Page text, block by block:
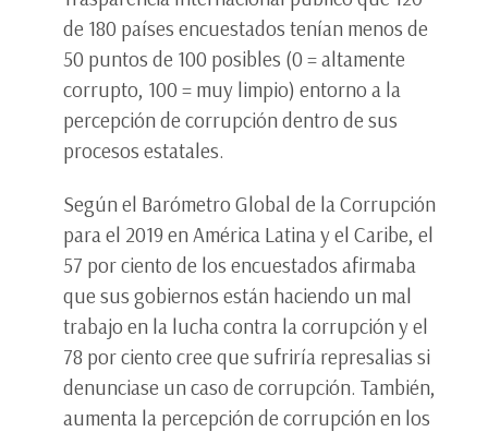
de 180 países encuestados tenían menos de
50 puntos de 100 posibles (0 = altamente
corrupto, 100 = muy limpio) entorno a la
percepción de corrupción dentro de sus
procesos estatales.
Según el Barómetro Global de la Corrupción
para el 2019 en América Latina y el Caribe, el
57 por ciento de los encuestados afirmaba
que sus gobiernos están haciendo un mal
trabajo en la lucha contra la corrupción y el
78 por ciento cree que sufriría represalias si
denunciase un caso de corrupción. También,
aumenta la percepción de corrupción en los